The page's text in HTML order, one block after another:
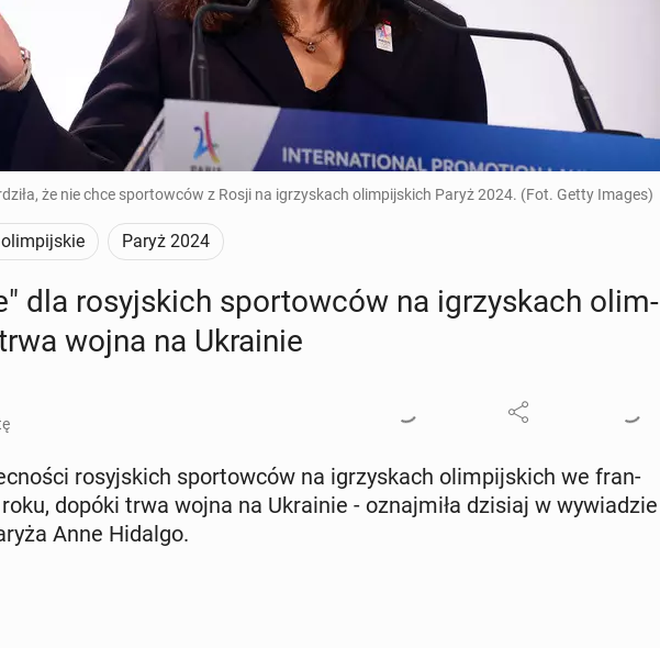
że nie chce sportowców z Rosji na igrzyskach olimpijskich Paryż 2024. (Fot. Getty Images)
Paryż 2024
dla ro­syj­skich spor­tow­ców na igrzy­skach olim­
wojna na Ukra­inie
ro­syj­skich spor­tow­ców na igrzy­skach olim­pij­skich we fran­
dopóki trwa wojna na Ukra­inie - oznaj­mi­ła dzisiaj w wy­wia­dzie
Anne Hidalgo.